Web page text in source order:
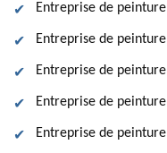
Entreprise de
Entreprise de
Entreprise de
Entreprise de
Entreprise de